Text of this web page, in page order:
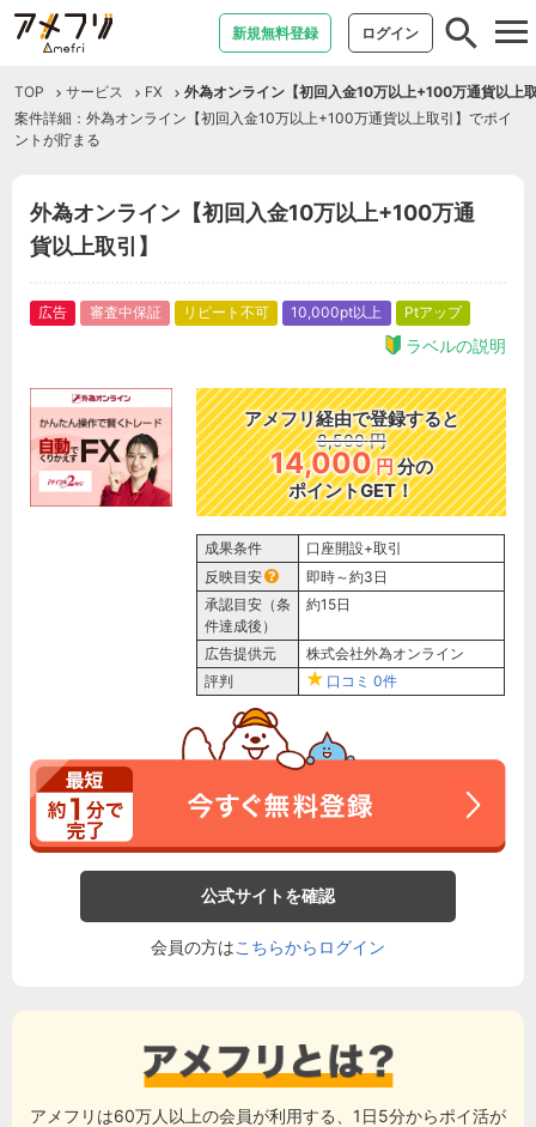
新規無料登録 ログイン
TOP サービス FX
外為オンライン【初回入金10万以上+100万通貨以上
案件詳細：外為オンライン【初回入金10万以上+100万通貨以上取引】でポイ
ントが貯まる
外為オンライン【初回入金10万以上+100万通
貨以上取引】
広告 審査中保証 リピート不可 10,000pt以上 Ptアップ
ラベルの説明
アメフリ経由で登録すると
8,500 円
14,000円分の
ポイントGET！
成果条件
口座開設+取引
反映目安
即時～約3日
承認目安（条
件達成後）
約15日
広告提供元
株式会社外為オンライン
評判
口コミ 0件
公式サイトを確認
会員の方はこちらからログイン
アメフリは60万人以上の会員が利用する、1日5分からポイ活が